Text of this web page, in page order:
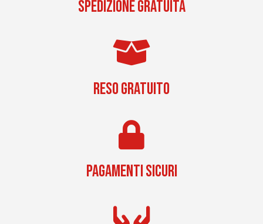
SPEDIZIONE GRATUITA
RESO GRATUITO
PAGAMENTI SICURI